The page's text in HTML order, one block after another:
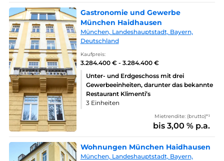
Gastronomie und Gewerbe
München Haidhausen
München, Landeshauptstadt, Bayern,
Deutschland
Kaufpreis:
3.284.400 € - 3.284.400 €
Unter- und Erdgeschoss mit drei
Gewerbeeinheiten, darunter das bekannte
Restaurant Klimenti’s
3 Einheiten
Mietrendite: (brutto)*¹
bis 3,00 % p.a.
Wohnungen München Haidhausen
München, Landeshauptstadt, Bayern,